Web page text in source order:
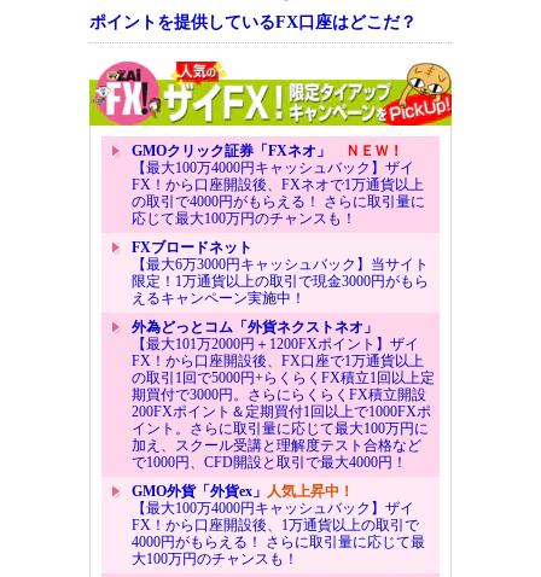
ポイントを提供しているFX口座はどこだ？
GMOクリック証券「FXネオ」
ＮＥＷ！
【最大100万4000円キャッシュバック】ザイ
FX！から口座開設後、FXネオで1万通貨以上
の取引で4000円がもらえる！ さらに取引量に
応じて最大100万円のチャンスも！
FXブロードネット
【最大6万3000円キャッシュバック】当サイト
限定！1万通貨以上の取引で現金3000円がもら
えるキャンペーン実施中！
外為どっとコム「外貨ネクストネオ」
【最大101万2000円＋1200FXポイント】ザイ
FX！から口座開設後、FX口座で1万通貨以上
の取引1回で5000円+らくらくFX積立1回以上定
期買付で3000円。さらにらくらくFX積立開設
200FXポイント＆定期買付1回以上で1000FXポ
イント。さらに取引量に応じて最大100万円に
加え、スクール受講と理解度テスト合格など
で1000円、CFD開設と取引で最大4000円！
GMO外貨「外貨ex」 人気上昇中！
【最大100万4000円キャッシュバック】ザイ
FX！から口座開設後、1万通貨以上の取引で
4000円がもらえる！ さらに取引量に応じて最
大100万円のチャンスも！